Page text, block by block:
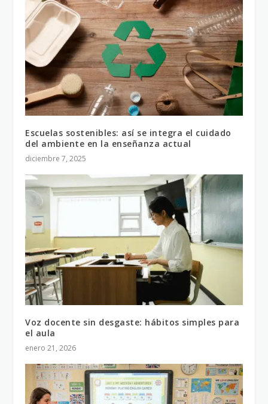
Escuelas sostenibles: así se integra el cuidado
del ambiente en la enseñanza actual
diciembre 7, 2025
Voz docente sin desgaste: hábitos simples para
el aula
enero 21, 2026